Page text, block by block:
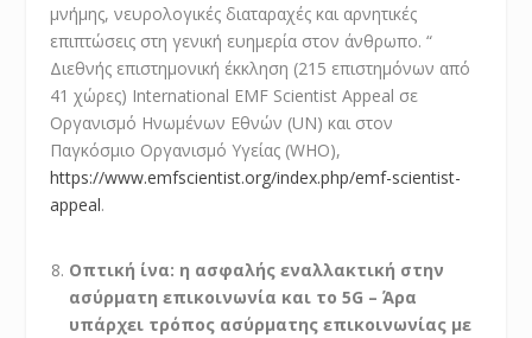
μνήμης, νευρολογικές διαταραχές και αρνητικές
επιπτώσεις στη γενική ευημερία στον άνθρωπο. “
Διεθνής επιστημονική έκκληση (215 επιστημόνων από
41 χώρες) International EMF Scientist Appeal σε
Οργανισμό Ηνωμένων Εθνών (UN) και στον
Παγκόσμιο Οργανισμό Υγείας (WHO),
https://www.emfscientist.org/index.php/emf-scientist-
appeal.
Οπτική ίνα: η ασφαλής εναλλακτική στην
ασύρματη επικοινωνία και το 5G – Άρα
υπάρχει τρόπος ασύρματης επικοινωνίας με